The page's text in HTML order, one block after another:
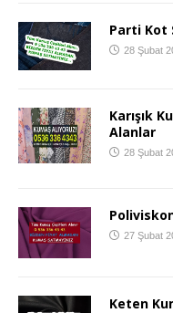
Parti Kot
28 Şubat
Karışık
Alanlar
28 Şubat
27 Şubat
Keten